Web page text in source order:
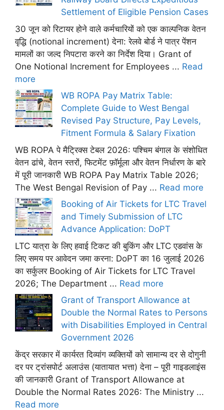
Settlement of Eligible Pension Cases
30 जून को रिटायर होने वाले कर्मचारियों को एक काल्पनिक वेतन
वृद्धि (notional increment) देना: रेलवे बोर्ड ने पात्र पेंशन
मामलों का जल्द निपटारा करने का निर्देश दिया। Grant of
One Notional Increment for Employees ... Read
more
WB ROPA Pay Matrix Table:
Complete Guide to West Bengal
Revised Pay Structure, Pay Levels,
Fitment Formula & Salary Fixation
WB ROPA पे मैट्रिक्स टेबल 2026: पश्चिम बंगाल के संशोधित
वेतन ढांचे, वेतन स्तरों, फिटमेंट फ़ॉर्मूला और वेतन निर्धारण के बारे
में पूरी जानकारी WB ROPA Pay Matrix Table 2026;
The West Bengal Revision of Pay ... Read more
Booking of Air Tickets for LTC Travel
and Timely Submission of LTC
Advance Application: DoPT
LTC यात्रा के लिए हवाई टिकट की बुकिंग और LTC एडवांस के
लिए समय पर आवेदन जमा करना: DoPT का 16 जुलाई 2026
का सर्कुलर Booking of Air Tickets for LTC Travel
2026; The Department ... Read more
Grant of Transport Allowance at
Double the Normal Rates to Persons
with Disabilities Employed in Central
Government 2026
केंद्र सरकार में कार्यरत दिव्यांग व्यक्तियों को सामान्य दर से दोगुनी
दर पर ट्रांसपोर्ट अलाउंस (यातायात भत्ता) देना – पूरी गाइडलाइंस
की जानकारी Grant of Transport Allowance at
Double the Normal Rates 2026: The Ministry ...
Read more